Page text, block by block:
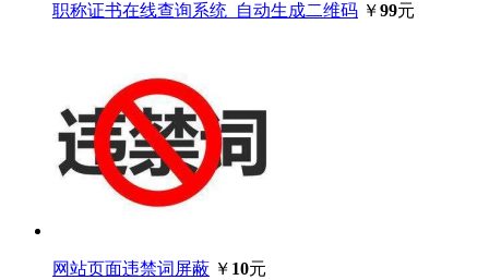
职称证书在线查询系统_自动生成二维码 ￥99元
网站页面违禁词屏蔽 ￥ 10元